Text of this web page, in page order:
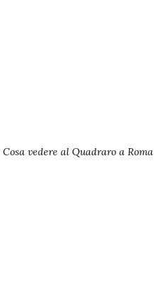
Cosa vedere al Quadraro a Roma